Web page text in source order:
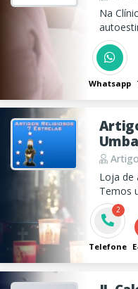
Na
como
dental,
Whatsapp
Loja de
Temos
quilo,
2
Telefone